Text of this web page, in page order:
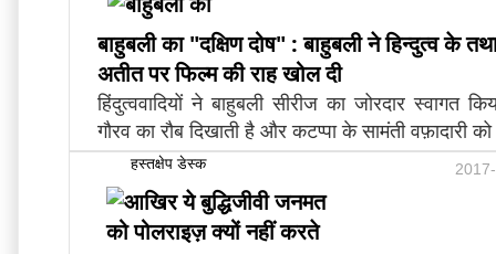
बाहुबली का "दक्षिण दोष" : बाहुबली ने हिन्दुत्व के
अतीत पर फिल्म की राह खोल दी
हिंदुत्ववादियों ने बाहुबली सीरीज का जोरदार स्वागत
गौरव का रौब दिखाती है और कटप्पा के सामंती वफ़ादारी
हस्तक्षेप डेस्क